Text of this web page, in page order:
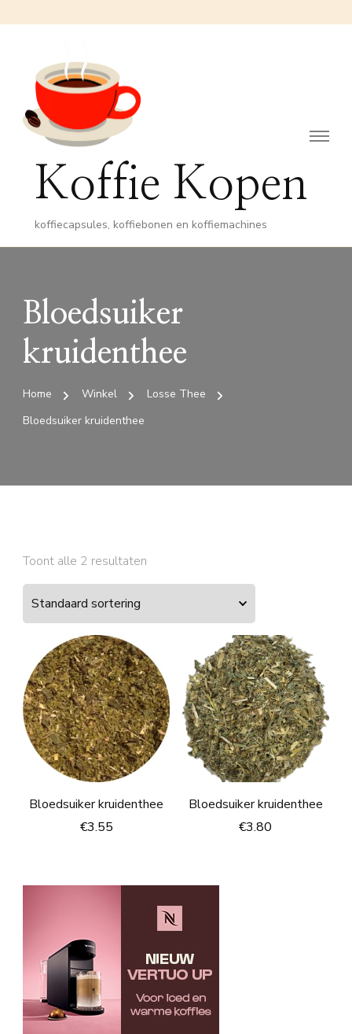
Koffie Kopen
koffiecapsules, koffiebonen en koffiemachines
Bloedsuiker
kruidenthee
Home Winkel
Losse Thee
Bloedsuiker kruidenthee
Toont alle 2 resultaten
Bloedsuiker kruidenthee
€3.55
Bloedsuiker kruidenthee
€3.80